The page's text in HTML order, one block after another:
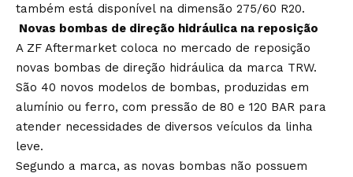
também está disponível na dimensão 275/60 R20.
Novas bombas de direção hidráulica na reposição
A ZF Aftermarket coloca no mercado de reposição
novas bombas de direção hidráulica da marca TRW.
São 40 novos modelos de bombas, produzidas em
alumínio ou ferro, com pressão de 80 e 120 BAR para
atender necessidades de diversos veículos da linha
leve.
Segundo a marca, as novas bombas não possuem